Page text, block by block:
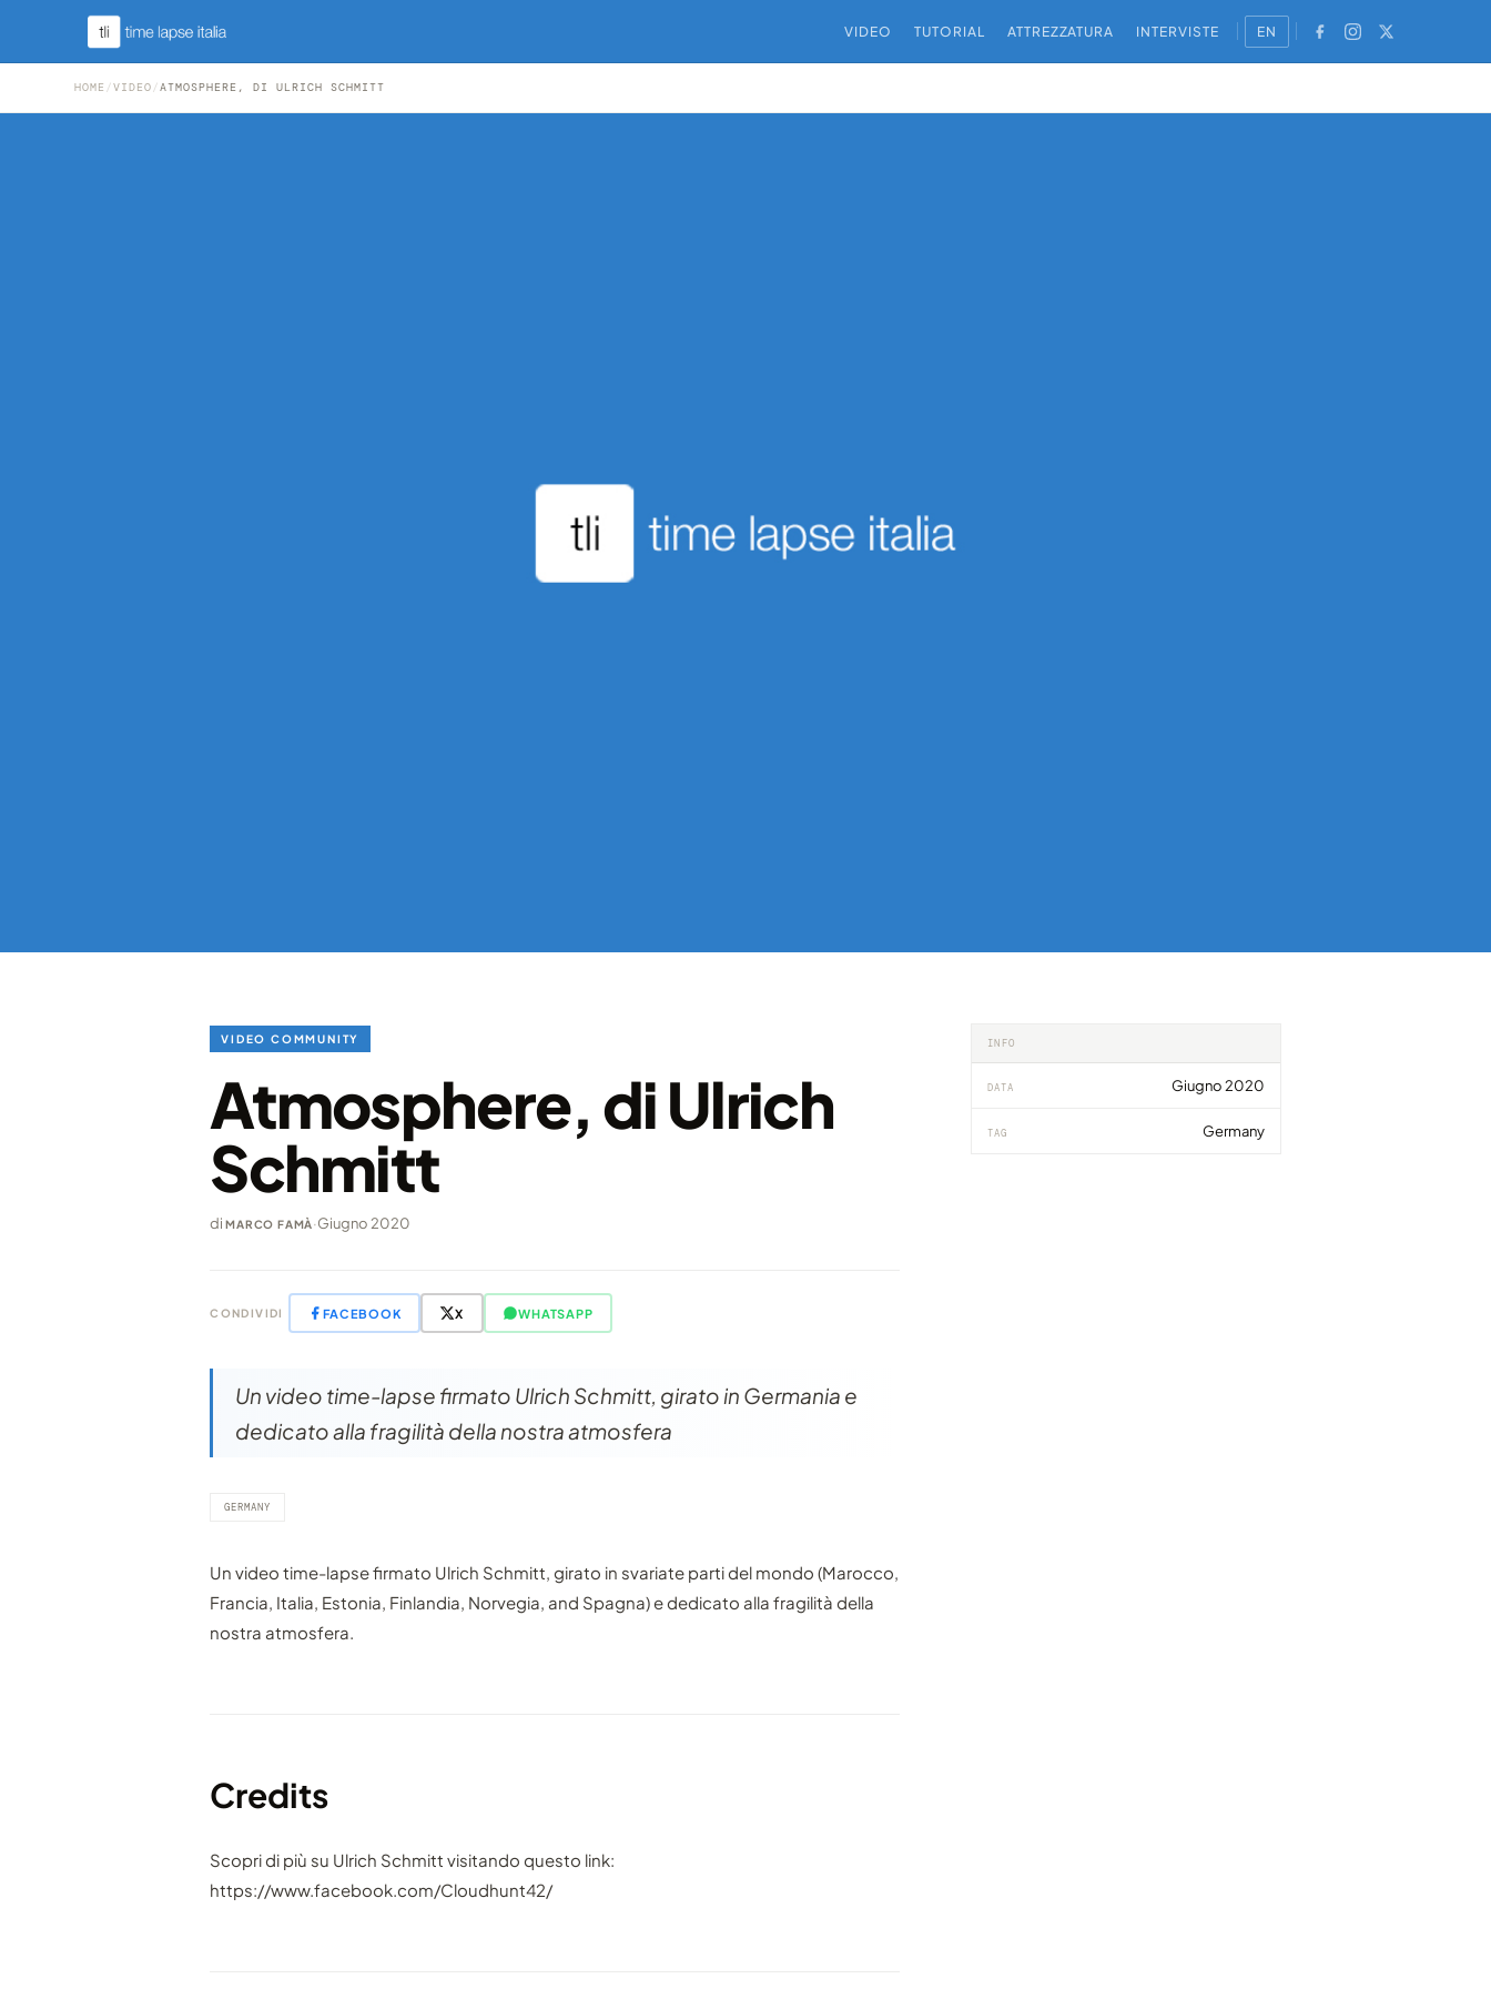
VIDEO TUTORIAL ATTREZZATURA INTERVISTE EN
HOME /VIDEO /ATMOSPHERE, DI ULRICH SCHMITT
VIDEO COMMUNITY
Atmosphere, di Ulrich
Schmitt
diMARCO FAMÀ·Giugno 2020
CONDIVIDI FACEBOOK X WHATSAPP
Un video time-lapse firmato Ulrich Schmitt, girato in Germania e
dedicato alla fragilità della nostra atmosfera
GERMANY
Un video time-lapse firmato Ulrich Schmitt, girato in svariate parti del mondo (Marocco,
Francia, Italia, Estonia, Finlandia, Norvegia, and Spagna) e dedicato alla fragilità della
nostra atmosfera.
Credits
Scopri di più su Ulrich Schmitt visitando questo link:
https://www.facebook.com/Cloudhunt42/
INFO
DATA Giugno 2020
TAG Germany